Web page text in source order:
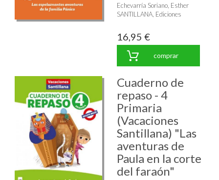
Echevarría Soriano, Esther
SANTILLANA, Ediciones
16,95 €
comprar
Cuaderno de
repaso - 4
Primaria
(Vacaciones
Santillana) "Las
aventuras de
Paula en la corte
del faraón"